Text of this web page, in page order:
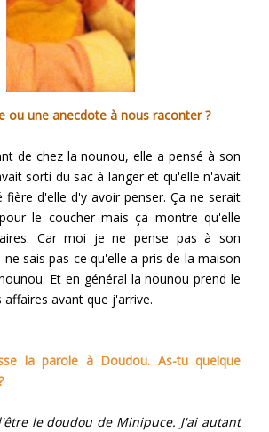
ou une anecdote à nous raconter ?
de chez la nounou, elle a pensé à son
sorti du sac à langer et qu'elle n'avait
fière d'elle d'y avoir penser. Ça ne serait
le coucher mais ça montre qu'elle
Car moi je ne pense pas à son
sais pas ce qu'elle a pris de la maison
Et en général la nounou prend le
affaires avant que j'arrive.
la parole à Doudou. As-tu quelque
le doudou de Minipuce. J'ai autant